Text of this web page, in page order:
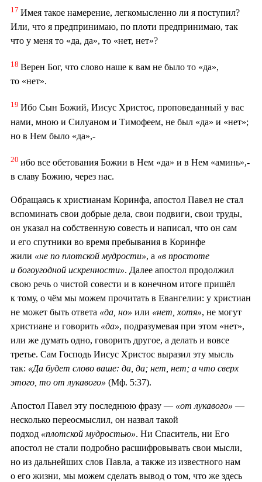
17 Имея такое намерение, легкомысленно ли я поступил?
Или, что я предпринимаю, по плоти предпринимаю, так
что у меня то «да, да», то «нет, нет»?
18 Верен Бог, что слово наше к вам не было то «да»,
то «нет».
19 Ибо Сын Божий, Иисус Христос, проповеданный у вас
нами, мною и Силуаном и Тимофеем, не был «да» и «нет»;
но в Нем было «да»,-
20 ибо все обетования Божии в Нем «да» и в Нем «аминь»,-
в славу Божию, через нас.
Обращаясь к христианам Коринфа, апостол Павел не стал
вспоминать свои добрые дела, свои подвиги, свои труды,
он указал на собственную совесть и написал, что он сам
и его спутники во время пребывания в Коринфе
жили «не по плотской мудрости», а «в простоте
и богоугодной искренности». Далее апостол продолжил
свою речь о чистой совести и в конечном итоге пришёл
к тому, о чём мы можем прочитать в Евангелии: у христиан
не может быть ответа «да, но» или «нет, хотя», не могут
христиане и говорить «да», подразумевая при этом «нет»,
или же думать одно, говорить другое, а делать и вовсе
третье. Сам Господь Иисус Христос выразил эту мысль
так: «Да будет слово ваше: да, да; нет, нет; а что сверх
этого, то от лукавого» (Мф. 5:37).
Апостол Павел эту последнюю фразу — «от лукавого» —
несколько переосмыслил, он назвал такой
подход «плотской мудростью». Ни Спаситель, ни Его
апостол не стали подробно расшифровывать свои мысли,
но из дальнейших слов Павла, а также из известного нам
о его жизни, мы можем сделать вывод о том, что же здесь